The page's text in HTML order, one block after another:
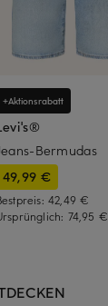
+Aktionsrabatt
Bermudas
49,99 €
42,49 €
74,95 €